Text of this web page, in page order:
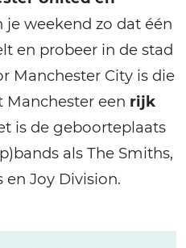
je weekend zo dat één
en probeer in de stad
Manchester City is die
Manchester een rijk
is de geboorteplaats
als The Smiths,
en Joy Division.